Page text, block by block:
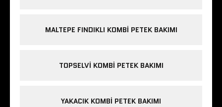
MALTEPE FINDIKLI KOMBI PETEK BAKIMI
TOPSELVI KOMBI PETEK BAKIMI
YAKACIK KOMBI PETEK BAKIMI